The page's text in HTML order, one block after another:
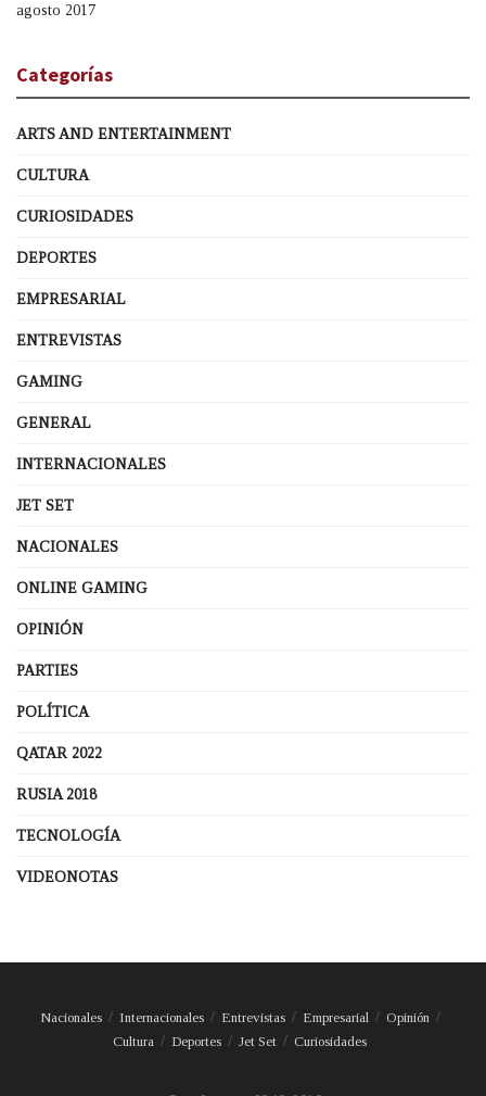
agosto 2017
Categorías
ARTS AND ENTERTAINMENT
CULTURA
CURIOSIDADES
DEPORTES
EMPRESARIAL
ENTREVISTAS
GAMING
GENERAL
INTERNACIONALES
JET SET
NACIONALES
ONLINE GAMING
OPINIÓN
PARTIES
POLÍTICA
QATAR 2022
RUSIA 2018
TECNOLOGÍA
VIDEONOTAS
Nacionales Internacionales Entrevistas Empresarial
Opinión
Cultura
Deportes Jet Set Curiosidades